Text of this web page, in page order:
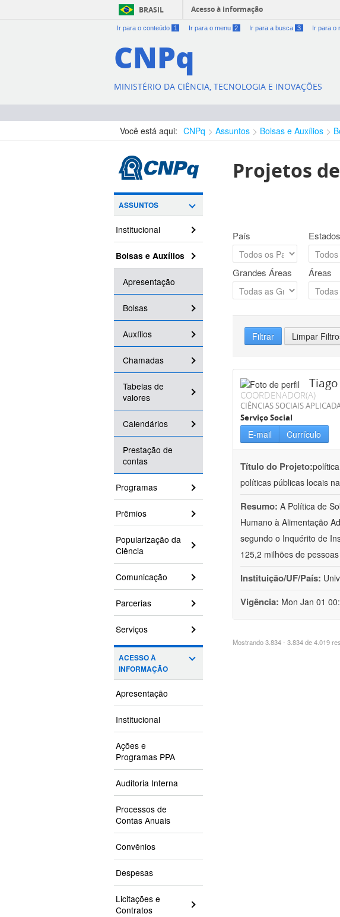
BRASIL Acesso à informação
Ir para o conteúdo 1 Ir para o menu 2 Ir para a busca 3 Ir para o
CNPq
MINISTÉRIO DA CIÊNCIA, TECNOLOGIA E INOVAÇÕES
Você está aqui: CNPq Assuntos Bolsas e Auxílios
ASSUNTOS
Institucional
Bolsas e Auxílios
Apresentação
Bolsas
Auxílios
Chamadas
Tabelas de
valores
Calendários
Prestação de
contas
Programas
Prêmios
Popularização da
Ciência
Comunicação
Parcerias
Serviços
ACESSO À
INFORMAÇÃO
Apresentação
Institucional
Ações e
Programas PPA
Auditoria Interna
Processos de
Contas Anuais
Convênios
Despesas
Licitações e
Contratos
Projetos
País Estados
Grandes Áreas Áreas
Filtrar Limpar
COORDENADOR(A)
CIÊNCIAS SOCIAIS
Serviço Social
E-mail Currículo
Título do Projeto:
políticas públicas locais
Resumo: A Política de
Humano à Alimentação
segundo o Inquérito de
125,2 milhões de
Instituição/UF/País:
Vigência: Mon Jan 01
Mostrando 3.834 - 3.834 de 4.019